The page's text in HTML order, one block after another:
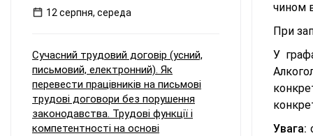
чином
При
У
Увага:
12 серпня, середа
Сучасний трудовий договір (усний,
письмовий, електронний). Як
перевести працівників на письмові
трудові договори без порушення
законодавства. Трудові функції і
компетентності на основі